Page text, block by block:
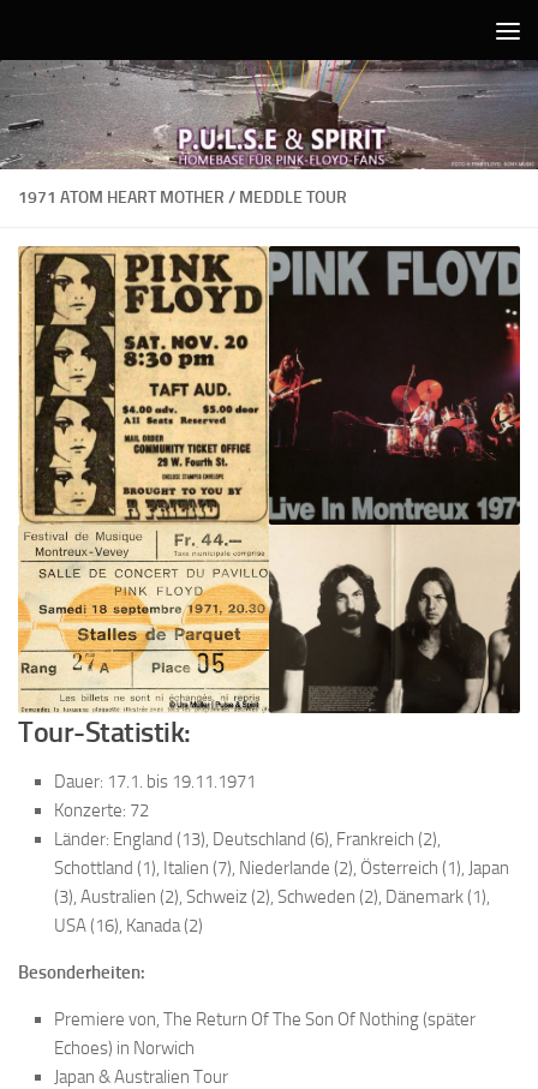
1971 ATOM HEART MOTHER / MEDDLE TOUR
Tour-Statistik:
Dauer: 17.1. bis 19.11.1971
Konzerte: 72
Länder: England (13), Deutschland (6), Frankreich (2),
Schottland (1), Italien (7), Niederlande (2), Österreich (1), Japan
(3), Australien (2), Schweiz (2), Schweden (2), Dänemark (1),
USA (16), Kanada (2)
Besonderheiten:
Premiere von, The Return Of The Son Of Nothing (später
Echoes) in Norwich
Japan & Australien Tour